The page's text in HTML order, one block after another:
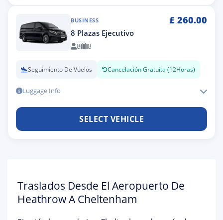
BUSINESS £ 260.00
8 Plazas Ejecutivo
8 8
Seguimiento De Vuelos Cancelación Gratuita (12Horas)
Luggage Info
SELECT VEHICLE
Traslados Desde El Aeropuerto De
Heathrow A Cheltenham